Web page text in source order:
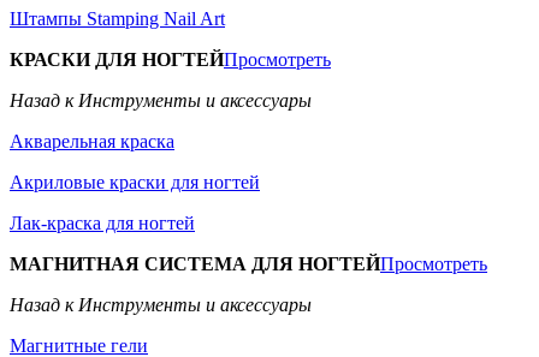
Штампы Stamping Nail Art
КРАСКИ ДЛЯ НОГТЕЙПросмотреть
Назад к Инструменты и аксессуары
Акварельная краска
Акриловые краски для ногтей
Лак-краска для ногтей
МАГНИТНАЯ СИСТЕМА ДЛЯ НОГТЕЙПросмотреть
Назад к Инструменты и аксессуары
Магнитные гели